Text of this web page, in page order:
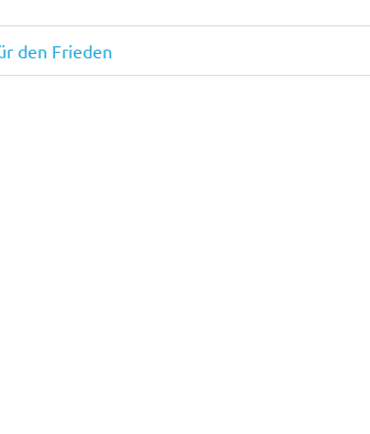
den Frieden